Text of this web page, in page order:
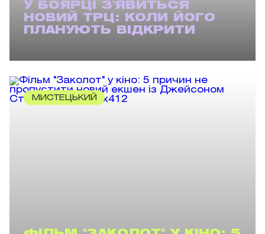
У БОЯРЦІ З'ЯВИТЬСЯ
НОВИЙ ТРЦ: КОЛИ ЙОГО
ПЛАНУЮТЬ ВІДКРИТИ
МИСТЕЦЬКИЙ